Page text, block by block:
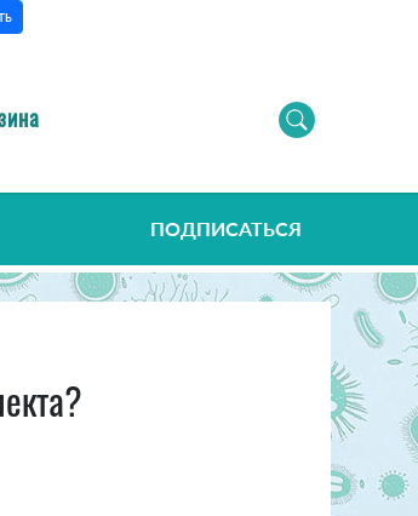
ПОДПИСАТЬСЯ